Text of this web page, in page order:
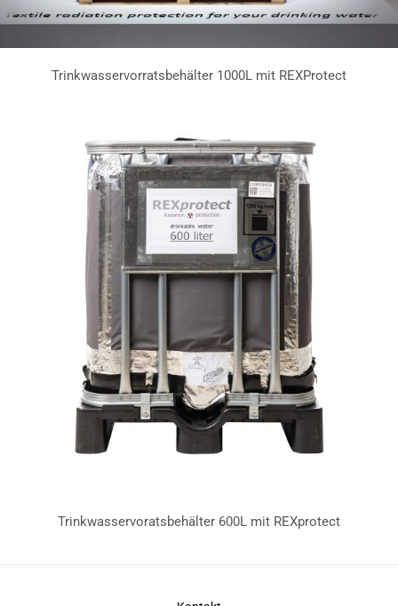
Trinkwasservorratsbehälter 1000L mit REXProtect
Trinkwasservoratsbehälter 600L mit REXprotect